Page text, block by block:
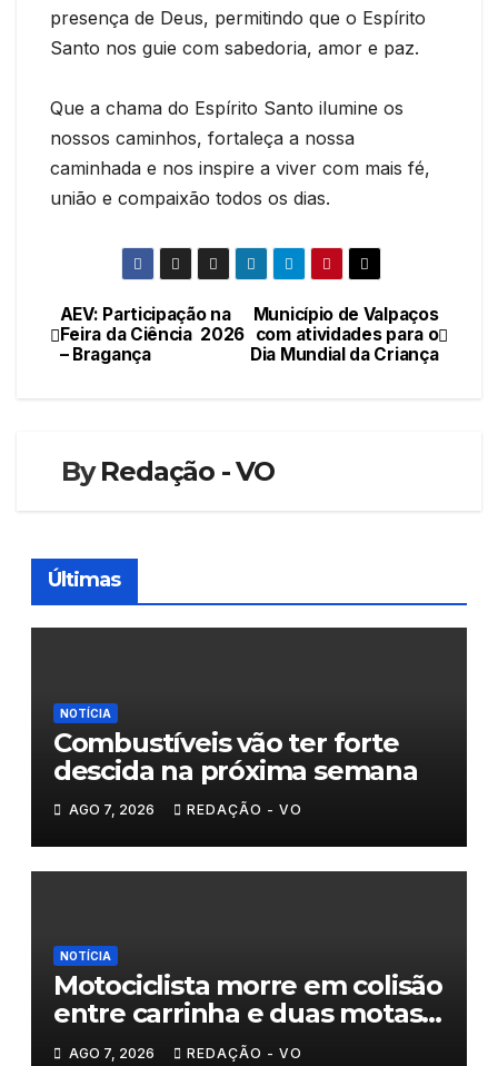
presença de Deus, permitindo que o Espírito
Santo nos guie com sabedoria, amor e paz.
Que a chama do Espírito Santo ilumine os
nossos caminhos, fortaleça a nossa
caminhada e nos inspire a viver com mais fé,
união e compaixão todos os dias.
Navegação
de
Município de Valpaços
com atividades para o
Dia Mundial da Criança
AEV: Participação na
Feira da Ciência 2026
– Bragança
ByRedação - VO
Últimas
NOTÍCIA
Combustíveis vão ter forte
descida na próxima semana
AGO 7, 2026 REDAÇÃO - VO
NOTÍCIA
Motociclista morre em colisão
entre carrinha e duas motas
em Chaves
AGO 7, 2026 REDAÇÃO - VO